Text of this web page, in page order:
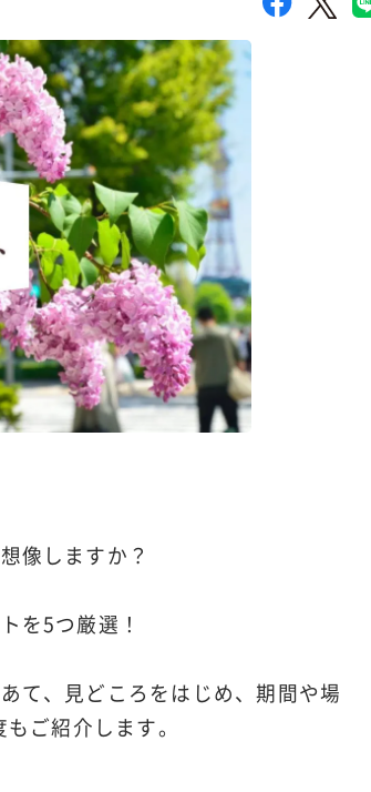
像しますか？
を5つ厳選！
て、見どころをはじめ、期間や場
ご紹介します。